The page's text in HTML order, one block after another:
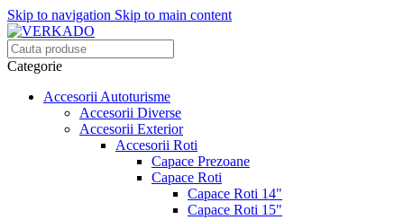
Skip to navigation Skip to main content
Categorie
Accesorii Autoturisme
Accesorii Diverse
Accesorii Exterior
Accesorii Roti
Capace Prezoane
Capace Roti
Capace Roti 14"
Capace Roti 15"